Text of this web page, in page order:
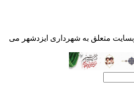
وبسایت متعلق به شهرداری ایزدشهر می